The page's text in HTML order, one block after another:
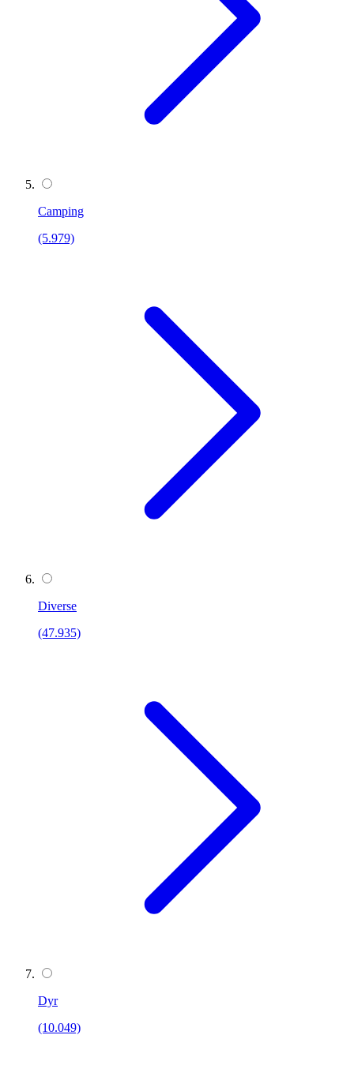
Camping
(5.979)
Diverse
(47.935)
Dyr
(10.049)